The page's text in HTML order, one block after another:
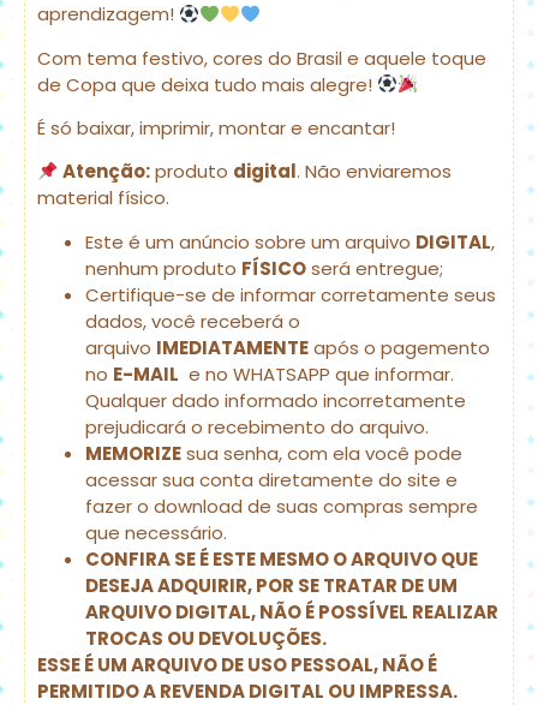
aprendizagem!
Com tema festivo, cores do Brasil e aquele toque
de Copa que deixa tudo mais alegre!
É só baixar, imprimir, montar e encantar!
Atenção:produto digital. Não enviaremos
material físico.
Este é um anúncio sobre um arquivo DIGITAL,
nenhum produto FÍSICOserá entregue;
Certifique-se de informar corretamente seus
dados, você receberá o
arquivo IMEDIATAMENTEapós o pagemento
no E-MAIL e no WHATSAPP que informar.
Qualquer dado informado incorretamente
prejudicará o recebimento do arquivo.
MEMORIZEsua senha, com ela você pode
acessar sua conta diretamente do site e
fazer o download de suas compras sempre
que necessário.
CONFIRA SE É ESTE MESMO O ARQUIVO QUE
DESEJA ADQUIRIR, POR SE TRATAR DE UM
ARQUIVO DIGITAL, NÃO É POSSÍVEL REALIZAR
TROCAS OU DEVOLUÇÕES.
ESSE É UM ARQUIVO DE USO PESSOAL, NÃO É
PERMITIDO A REVENDA DIGITAL OU IMPRESSA.